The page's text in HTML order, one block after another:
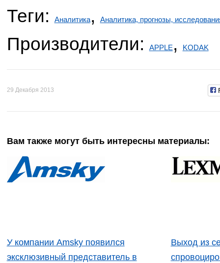
Теги:
Аналитика, Аналитика, прогнозы,
Производители: APPLE , KODAK
29 Декабря 2013
Вам также могут быть интересны материалы:
У компании Amsky появился
эксклюзивный представитель в
Выход из